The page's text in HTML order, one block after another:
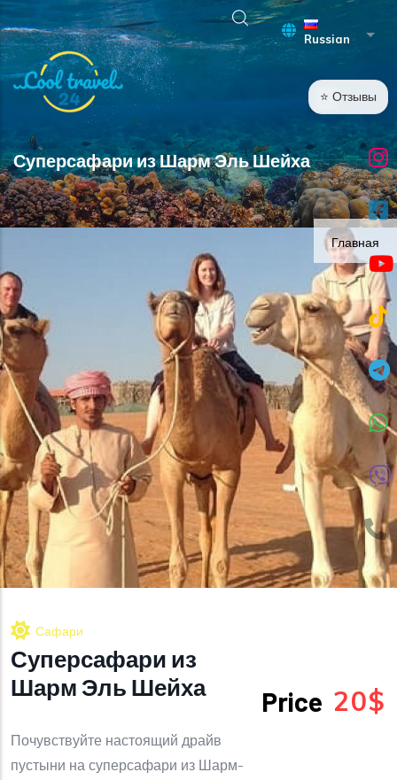
Перейти к основному содержанию
Russian
⭐ Отзывы
Суперсафари из Шарм Эль Шейха
Главная
Сафари
Суперсафари из
Шарм Эль Шейха
Почувствуйте настоящий драйв
пустыни на суперсафари из Шарм-
Price 20$